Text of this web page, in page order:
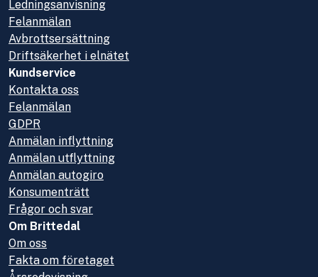
Ledningsanvisning
Felanmälan
Avbrottsersättning
Driftsäkerhet i elnätet
Kundservice
Kontakta oss
Felanmälan
GDPR
Anmälan inflyttning
Anmälan utflyttning
Anmälan autogiro
Konsumenträtt
Frågor och svar
Om Brittedal
Om oss
Fakta om företaget